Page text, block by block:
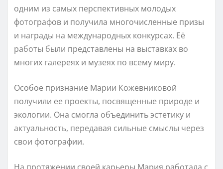
одним из самых перспективных молодых
фотографов и получила многочисленные призы
и награды на международных конкурсах. Её
работы были представлены на выставках во
многих галереях и музеях по всему миру.
Особое признание Марии Кожевниковой
получили ее проекты, посвященные природе и
экологии. Она смогла объединить эстетику и
актуальность, передавая сильные смыслы через
свои фотографии.